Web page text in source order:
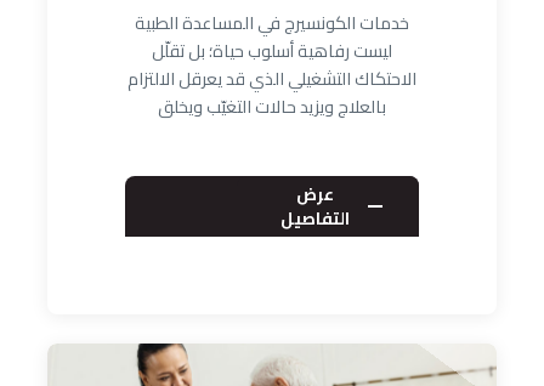
خدمات الكونسيرج في المساعدة الطبية
ليست رفاهية أسلوب حياة؛ بل تقلّل
الاحتكاك التشغيلي الذي قد يعرقل الالتزام
بالعلاج ويزيد حالات التغيّب ويخلق
عرض
التفاصيل